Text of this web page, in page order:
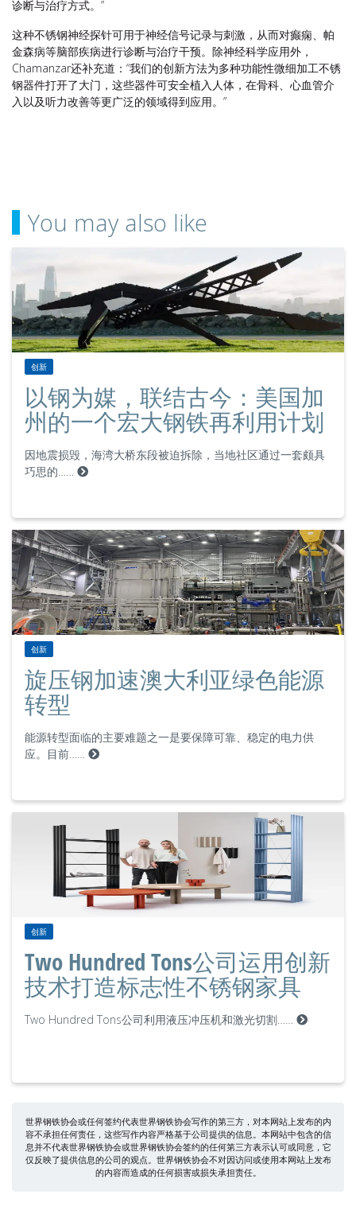
诊断与治疗方式。”
这种不锈钢神经探针可用于神经信号记录与刺激，从而对癫痫、帕
金森病等脑部疾病进行诊断与治疗干预。除神经科学应用外，
Chamanzar还补充道：“我们的创新方法为多种功能性微细加工不锈
钢器件打开了大门，这些器件可安全植入人体，在骨科、心血管介
入以及听力改善等更广泛的领域得到应用。”
You may also like
创新
以钢为媒，联结古今：美国加
州的一个宏大钢铁再利用计划
因地震损毁，海湾大桥东段被迫拆除，当地社区通过一套颇具
巧思的……
创新
旋压钢加速澳大利亚绿色能源
转型
能源转型面临的主要难题之一是要保障可靠、稳定的电力供
应。目前……
创新
Two Hundred Tons公司运用创新
技术打造标志性不锈钢家具
Two Hundred Tons公司利用液压冲压机和激光切割……
世界钢铁协会或任何签约代表世界钢铁协会写作的第三方，对本网站上发布的内
容不承担任何责任，这些写作内容严格基于公司提供的信息。本网站中包含的信
息并不代表世界钢铁协会或世界钢铁协会签约的任何第三方表示认可或同意，它
仅反映了提供信息的公司的观点。世界钢铁协会不对因访问或使用本网站上发布
的内容而造成的任何损害或损失承担责任。